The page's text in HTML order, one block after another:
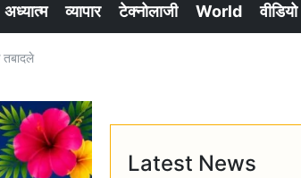
अध्यात्म व्यापार टेक्नोलाजी World वीडियो
Latest News